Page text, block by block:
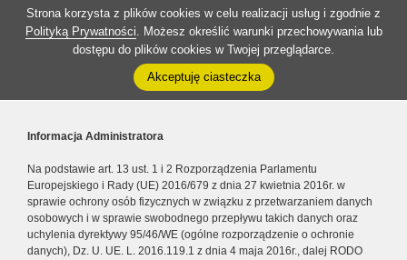
Strona korzysta z plików cookies w celu realizacji usług i zgodnie z
Polityką Prywatności. Możesz określić warunki przechowywania lub
dostępu do plików cookies w Twojej przeglądarce.
Akceptuję ciasteczka
Informacja Administratora
Na podstawie art. 13 ust. 1 i 2 Rozporządzenia Parlamentu
Europejskiego i Rady (UE) 2016/679 z dnia 27 kwietnia 2016r. w
sprawie ochrony osób fizycznych w związku z przetwarzaniem danych
osobowych i w sprawie swobodnego przepływu takich danych oraz
uchylenia dyrektywy 95/46/WE (ogólne rozporządzenie o ochronie
danych), Dz. U. UE. L. 2016.119.1 z dnia 4 maja 2016r., dalej RODO